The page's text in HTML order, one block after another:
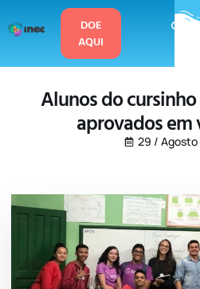
DOE
AQUI
Alunos do
aprovados
29 /